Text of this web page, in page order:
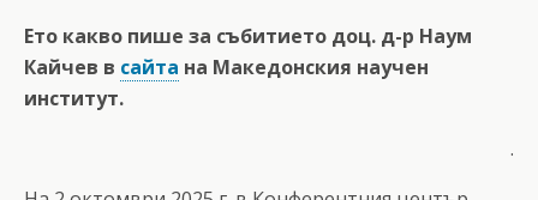
Ето какво пише за събитието доц. д-р Наум
Кайчев в сайта на Македонския научен
институт.
.